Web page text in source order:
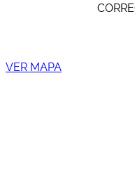
VER MAPA